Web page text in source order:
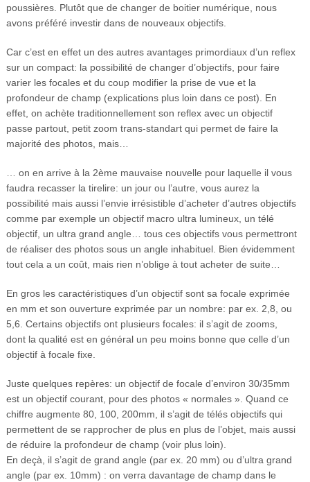
poussières. Plutôt que de changer de boitier numérique, nous
avons préféré investir dans de nouveaux objectifs.
Car c’est en effet un des autres avantages primordiaux d’un reflex
sur un compact: la possibilité de changer d’objectifs, pour faire
varier les focales et du coup modifier la prise de vue et la
profondeur de champ (explications plus loin dans ce post). En
effet, on achète traditionnellement son reflex avec un objectif
passe partout, petit zoom trans-standart qui permet de faire la
majorité des photos, mais…
… on en arrive à la 2ème mauvaise nouvelle pour laquelle il vous
faudra recasser la tirelire: un jour ou l’autre, vous aurez la
possibilité mais aussi l’envie irrésistible d’acheter d’autres objectifs
comme par exemple un objectif macro ultra lumineux, un télé
objectif, un ultra grand angle… tous ces objectifs vous permettront
de réaliser des photos sous un angle inhabituel. Bien évidemment
tout cela a un coût, mais rien n’oblige à tout acheter de suite…
En gros les caractéristiques d’un objectif sont sa focale exprimée
en mm et son ouverture exprimée par un nombre: par ex. 2,8, ou
5,6. Certains objectifs ont plusieurs focales: il s’agit de zooms,
dont la qualité est en général un peu moins bonne que celle d’un
objectif à focale fixe.
Juste quelques repères: un objectif de focale d’environ 30/35mm
est un objectif courant, pour des photos « normales ». Quand ce
chiffre augmente 80, 100, 200mm, il s’agit de télés objectifs qui
permettent de se rapprocher de plus en plus de l’objet, mais aussi
de réduire la profondeur de champ (voir plus loin).
En deçà, il s’agit de grand angle (par ex. 20 mm) ou d’ultra grand
angle (par ex. 10mm) : on verra davantage de champ dans le